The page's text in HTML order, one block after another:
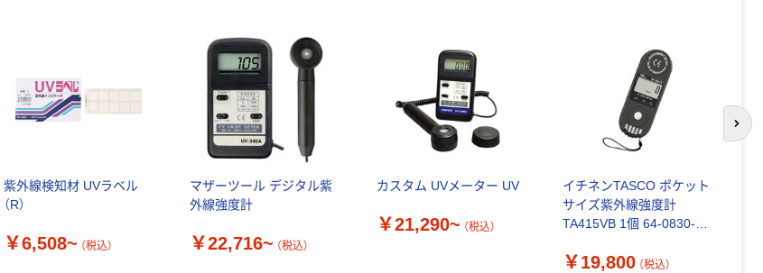
紫外線検知材 UVラベル
（R）
￥6,508~ （税込）
マザーツール デジタル紫
外線強度計
￥22,716~ （税込）
カスタム UVメーター UV
￥21,290~ （税込）
イチネンTASCO ポケット
サイズ紫外線強度計
TA415VB 1個 64-0830-
￥19,800 （税込）
次
アスクルオリジ
ナル ラミネー
トフィルム A4
本気プライス
く ふせん
富士フイルム
instax mini13
INS MINI 13
￥12,100~
（税込）
オリジナル
サントリー 伊右
ぞ。」 緑茶
ニチバン セロテ
ープ 大巻
￥124~ （税込）
アスクル トイ
ート 大王製紙
トイレットペー
パー シングル
120ｍ 再生紙
100% 6ロール
リサイクル100
証
￥470~